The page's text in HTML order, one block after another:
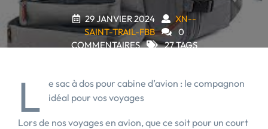
29 JANVIER 2024
XN--
SAINT-TRAIL-FBB
0
COMMENTAIRES
27 TAGS
L
e sac à dos pour cabine d’avion : le compagnon
idéal pour vos voyages
Lors de nos voyages en avion, que ce soit pour un court